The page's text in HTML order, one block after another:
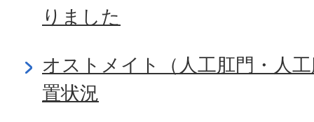
りました
オストメイト（人工肛門・人
置状況